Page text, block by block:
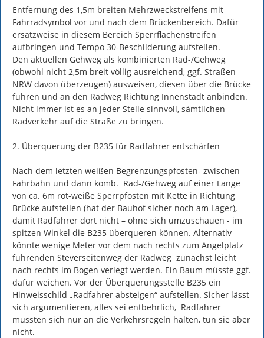
Entfernung des 1,5m breiten Mehrzweckstreifens mit
Fahrradsymbol vor und nach dem Brückenbereich. Dafür
ersatzweise in diesem Bereich Sperrflächenstreifen
aufbringen und Tempo 30-Beschilderung aufstellen.
Den aktuellen Gehweg als kombinierten Rad-/Gehweg
(obwohl nicht 2,5m breit völlig ausreichend, ggf. Straßen
NRW davon überzeugen) ausweisen, diesen über die Brücke
führen und an den Radweg Richtung Innenstadt anbinden.
Nicht immer ist es an jeder Stelle sinnvoll, sämtlichen
Radverkehr auf die Straße zu bringen.
2. Überquerung der B235 für Radfahrer entschärfen
Nach dem letzten weißen Begrenzungspfosten- zwischen
Fahrbahn und dann komb.  Rad-/Gehweg auf einer Länge
von ca. 6m rot-weiße Sperrpfosten mit Kette in Richtung
Brücke aufstellen (hat der Bauhof sicher noch am Lager),
damit Radfahrer dort nicht – ohne sich umzuschauen - im
spitzen Winkel die B235 überqueren können. Alternativ
könnte wenige Meter vor dem nach rechts zum Angelplatz
führenden Steverseitenweg der Radweg  zunächst leicht
nach rechts im Bogen verlegt werden. Ein Baum müsste ggf.
dafür weichen. Vor der Überquerungsstelle B235 ein
Hinweisschild „Radfahrer absteigen“ aufstellen. Sicher lässt
sich argumentieren, alles sei entbehrlich,  Radfahrer
müssten sich nur an die Verkehrsregeln halten, tun sie aber
nicht.